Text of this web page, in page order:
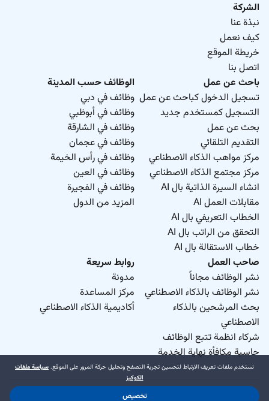
الشركة
نبذة عنا
كيف نعمل
خريطة الموقع
اتصل بنا
باحث عن عمل
تسجيل الدخول كباحث عن عمل
التسجيل كمستخدم جديد
بحث عن عمل
التقديم التلقائي
مركز مواهب الذكاء الاصطناعي
مركز مجتمع الذكاء الاصطناعي
انشاء السيرة الذاتية بال AI
مقابلات العمل AI
الخطاب التعريفي بال AI
التحقق من الراتب بال AI
خطاب الاستقالة بال AI
الوظائف حسب المدينة
وظائف في دبي
وظائف في أبوظبي
وظائف في الشارقة
وظائف في عجمان
وظائف في رأس الخيمة
وظائف في العين
وظائف في الفجيرة
المزيد من الدول
صاحب العمل
نشر الوظائف مجاناً
نشر الوظائف بالذكاء الاصطناعي
بحث المرشحين بالذكاء
الاصطناعي
شركاء انظمة تتبع الوظائف
حاسبة مكافأة نهاية الخدمة
روابط سريعة
مدونة
مركز المساعدة
أكاديمية الذكاء الاصطناعي
نستخدم ملفات تعريف الارتباط لتحسين تجربة التصفح وتحليل حركة المرور على الموقع. سياسة ملفات
الكوكيز
تخصيص